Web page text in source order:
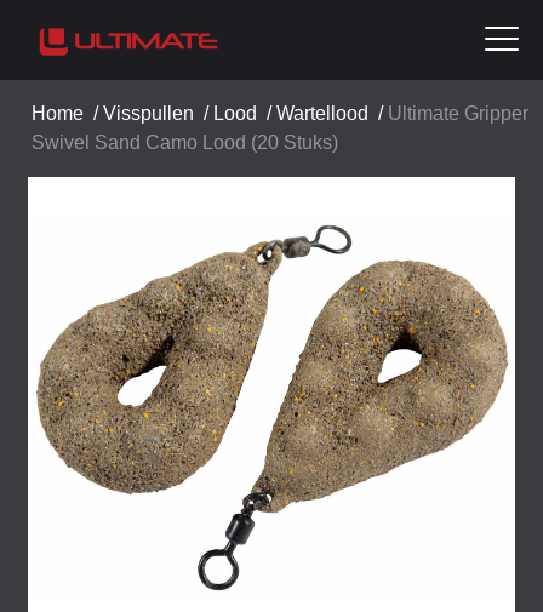
Home /Visspullen / Lood /Wartellood / Ultimate Gripper
Swivel Sand Camo Lood (20 Stuks)